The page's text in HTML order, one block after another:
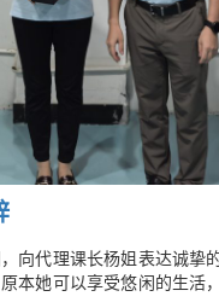
向代理课长杨姐表达诚挚
本她可以享受悠闲的生活